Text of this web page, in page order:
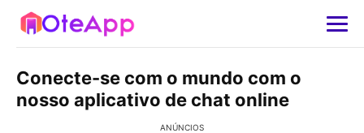
Conecte-se com o mundo com o
nosso aplicativo de chat online
ANÚNCIOS